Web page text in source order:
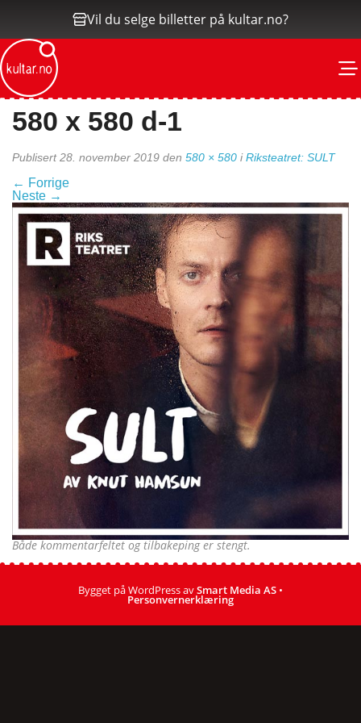
Vil du selge billetter på kultar.no?
580 x 580 d-1
Publisert28. november 2019 den 580 × 580 iRiksteatret: SULT
← Forrige
Neste →
Både kommentarfeltet og tilbakeping er stengt.
Bygget på WordPress avSmart Media AS •
Personvernerklæring